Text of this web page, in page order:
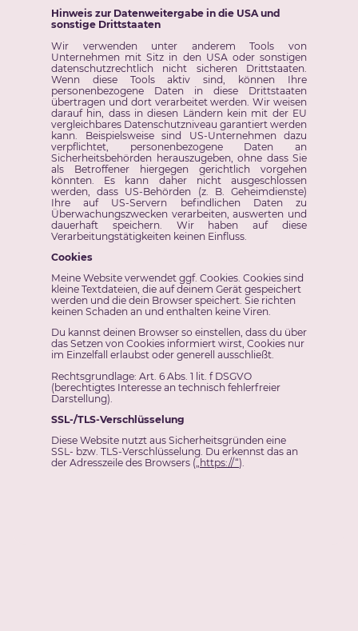
Hinweis zur Datenweitergabe in die USA und
sonstige Drittstaaten
Wir verwenden unter anderem Tools von
Unternehmen mit Sitz in den USA oder sonstigen
datenschutzrechtlich nicht sicheren Drittstaaten.
Wenn diese Tools aktiv sind, können Ihre
personenbezogene Daten in diese Drittstaaten
übertragen und dort verarbeitet werden. Wir weisen
darauf hin, dass in diesen Ländern kein mit der EU
vergleichbares Datenschutzniveau garantiert werden
kann. Beispielsweise sind US-Unternehmen dazu
verpflichtet, personenbezogene Daten an
Sicherheitsbehörden herauszugeben, ohne dass Sie
als Betroffener hiergegen gerichtlich vorgehen
könnten. Es kann daher nicht ausgeschlossen
werden, dass US-Behörden (z. B. Geheimdienste)
Ihre auf US-Servern befindlichen Daten zu
Überwachungszwecken verarbeiten, auswerten und
dauerhaft speichern. Wir haben auf diese
Verarbeitungstätigkeiten keinen Einfluss.
Cookies
Meine Website verwendet ggf. Cookies. Cookies sind
kleine Textdateien, die auf deinem Gerät gespeichert
werden und die dein Browser speichert. Sie richten
keinen Schaden an und enthalten keine Viren.
Du kannst deinen Browser so einstellen, dass du über
das Setzen von Cookies informiert wirst, Cookies nur
im Einzelfall erlaubst oder generell ausschließt.
Rechtsgrundlage: Art. 6 Abs. 1 lit. f DSGVO
(berechtigtes Interesse an technisch fehlerfreier
Darstellung).
SSL-/TLS-Verschlüsselung
Diese Website nutzt aus Sicherheitsgründen eine
SSL- bzw. TLS-Verschlüsselung. Du erkennst das an
der Adresszeile des Browsers („ https://“).